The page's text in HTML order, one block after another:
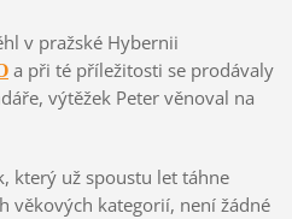
v pražské Hybernii
a při té příležitosti se prodávaly
výtěžek Peter věnoval na
který už spoustu let táhne
věkových kategorií, není žádné